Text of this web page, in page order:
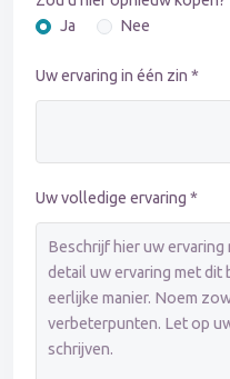
Ja
Nee
Uw ervaring in één zin *
Uw volledige ervaring *